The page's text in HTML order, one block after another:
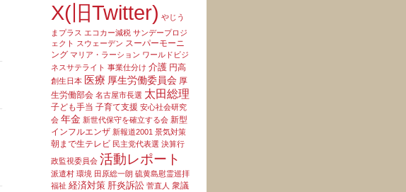
X(旧Twitter) やじう
まプラス エコカー減税 サンデープロジ
ェクト スウェーデン スーパーモーニ
ング マリア・ラーション ワールドビジ
ネスサテライト 事業仕分け 介護 円高
創生日本 医療 厚生労働委員会 厚
生労働部会 名古屋市長選 太田総理
子ども手当 子育て支援 安心社会研究
会 年金 新世代保守を確立する会 新型
インフルエンザ 新報道2001 景気対策
朝まで生テレビ 民主党代表選 決算行
政監視委員会 活動レポート
派遣村 環境 田原総一朗 硫黄島慰霊巡拝
福祉 経済対策 肝炎訴訟 菅直人 衆議